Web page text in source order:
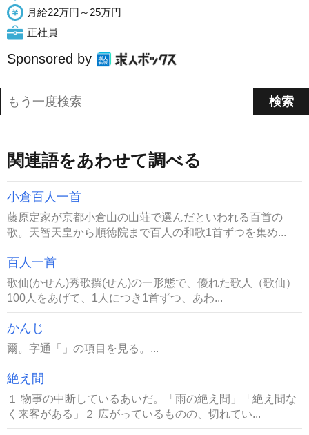
月給22万円～25万円
正社員
Sponsored by
関連語をあわせて調べる
小倉百人一首
藤原定家が京都小倉山の山荘で選んだといわれる百首の
歌。天智天皇から順徳院まで百人の和歌1首ずつを集め...
百人一首
歌仙(かせん)秀歌撰(せん)の一形態で、優れた歌人（歌仙）
100人をあげて、1人につき1首ずつ、あわ...
かんじ
爾。字通「」の項目を見る。...
絶え間
１ 物事の中断しているあいだ。「雨の絶え間」「絶え間な
く来客がある」２ 広がっているものの、切れてい...